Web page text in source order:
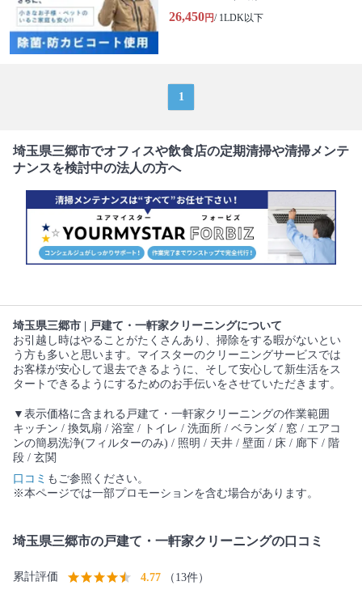
26,450円/ 1LDK以下
1
埼玉県三郷市でオフィスや飲食店の定期清掃や清掃メンテ
ナンスを検討中の法人の方へ
埼玉県三郷市 | 戸建て・一軒家クリーニングについて
お引越し時はやることがたくさんあり、掃除をする暇がないとい
う方も多いと思います。マイスターのクリーニングサービスでは
お客様が安心して退去できるように、そして安心して新生活をス
タートできるようにするためのお手伝いをさせていただきます。
▼表示価格に含まれる戸建て・一軒家クリーニングの作業範囲
キッチン / 換気扇 / 浴室 / トイレ / 洗面所 / ベランダ / 窓 / エアコ
ンの簡易洗浄(フィルターのみ) / 照明 / 天井 / 壁面 / 床 / 廊下 / 階
段 / 玄関
口コミ もご参照ください。
※本ページでは一部プロモーションを含む場合があります。
埼玉県三郷市の戸建て・一軒家クリーニングの口コミ
累計評価 4.77 （13件）